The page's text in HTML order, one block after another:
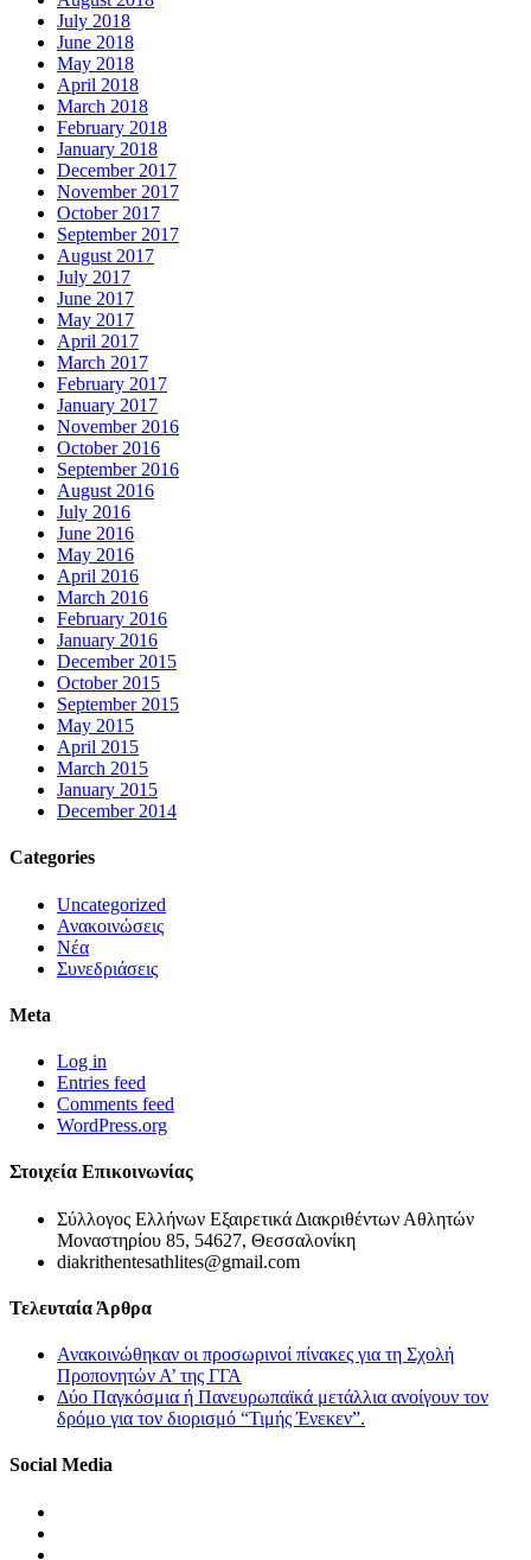
July 2018
June 2018
May 2018
April 2018
March 2018
February 2018
January 2018
December 2017
November 2017
October 2017
September 2017
August 2017
July 2017
June 2017
May 2017
April 2017
March 2017
February 2017
January 2017
November 2016
October 2016
September 2016
August 2016
July 2016
June 2016
May 2016
April 2016
March 2016
February 2016
January 2016
December 2015
October 2015
September 2015
May 2015
April 2015
March 2015
January 2015
December 2014
Categories
Uncategorized
Ανακοινώσεις
Νέα
Συνεδριάσεις
Meta
Log in
Entries feed
Comments feed
WordPress.org
Στοιχεία Επικοινωνίας
Σύλλογος Ελλήνων Εξαιρετικά Διακριθέντων Αθλητών
Μοναστηρίου 85, 54627, Θεσσαλονίκη
diakrithentesathlites@gmail.com
Τελευταία Άρθρα
Ανακοινώθηκαν οι προσωρινοί πίνακες για τη Σχολή
Προπονητών Α’ της ΓΓΑ
Δύο Παγκόσμια ή Πανευρωπαϊκά μετάλλια ανοίγουν τον
δρόμο για τον διορισμό “Τιμής Ένεκεν”.
Social Media